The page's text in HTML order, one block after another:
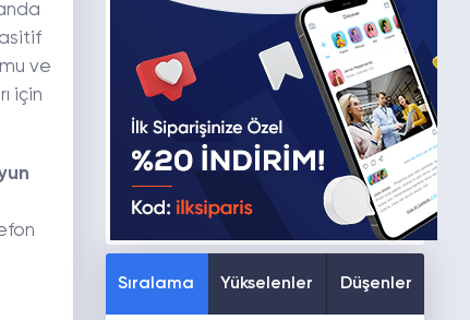
ve
için
Sıralama Yükselenler Düşenler